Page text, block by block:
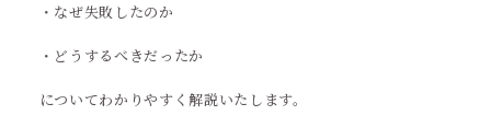
・なぜ失敗したのか
・どうするべきだったか
についてわかりやすく解説いたします。